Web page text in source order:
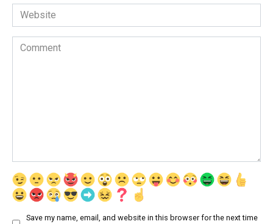
Website
Comment
Save my name, email, and website in this browser for the next time